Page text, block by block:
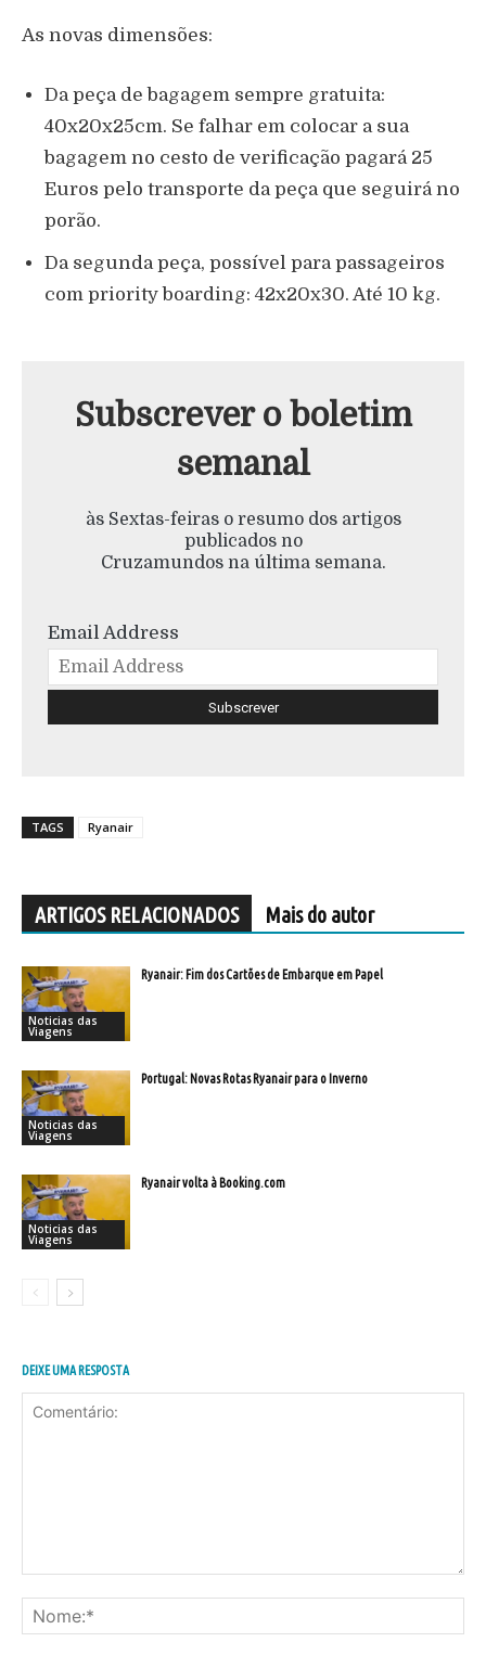
As novas dimensões:
Da peça de bagagem sempre gratuita:
40x20x25cm. Se falhar em colocar a sua
bagagem no cesto de verificação pagará 25
Euros pelo transporte da peça que seguirá no
porão.
Da segunda peça, possível para passageiros
com priority boarding: 42x20x30. Até 10 kg.
Subscrever o boletim
semanal
às Sextas-feiras o resumo dos artigos
publicados no
Cruzamundos na última semana.
Email Address
TAGS Ryanair
ARTIGOS RELACIONADOS Mais do autor
Noticias das
Viagens
Ryanair: Fim dos Cartões de Embarque em Papel
Noticias das
Viagens
Portugal: Novas Rotas Ryanair para o Inverno
Noticias das
Viagens
Ryanair volta à Booking.com
DEIXE UMA RESPOSTA